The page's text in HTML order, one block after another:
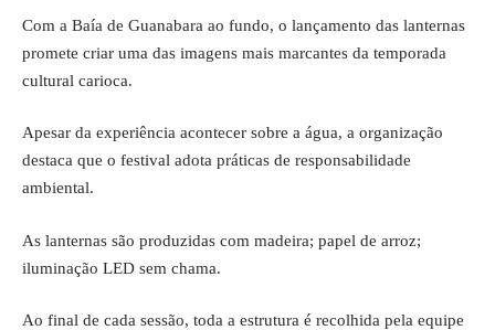
Com a Baía de Guanabara ao fundo, o lançamento das lanternas
promete criar uma das imagens mais marcantes da temporada
cultural carioca.
Apesar da experiência acontecer sobre a água, a organização
destaca que o festival adota práticas de responsabilidade
ambiental.
As lanternas são produzidas com madeira; papel de arroz;
iluminação LED sem chama.
Ao final de cada sessão, toda a estrutura é recolhida pela equipe